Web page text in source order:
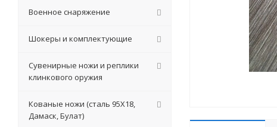
Военное снаряжение
Шокеры и комплектующие
Сувенирные ножи и реплики
клинкового оружия
Кованые ножи (сталь 95Х18,
Дамаск, Булат)